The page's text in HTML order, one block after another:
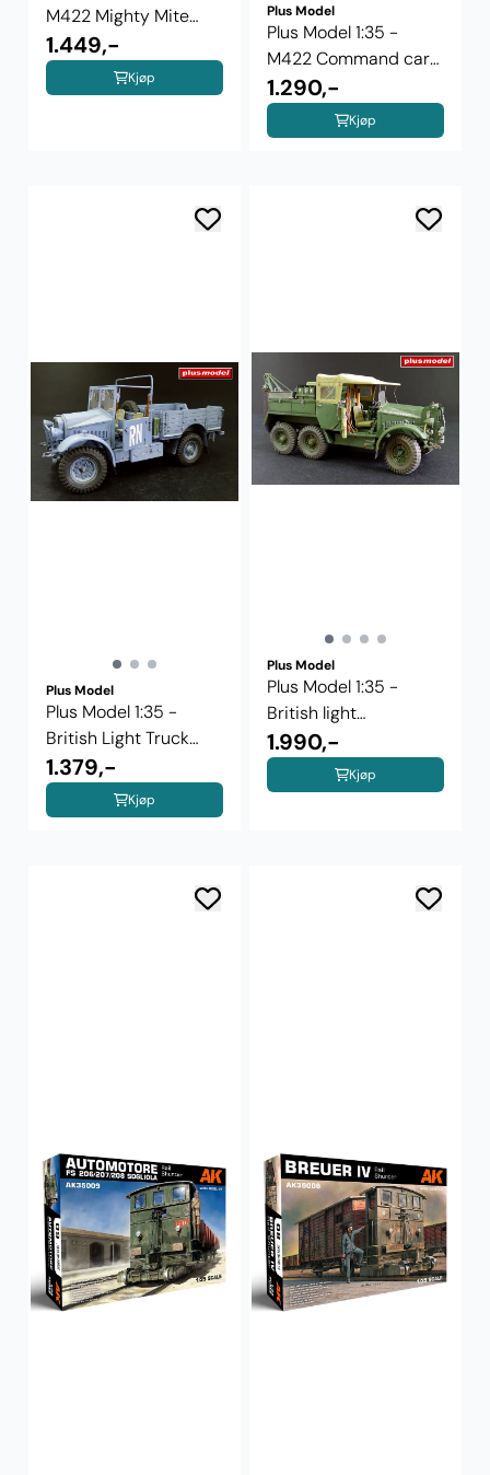
M422 Mighty Mite
294
1.449,-
Kjøp
Plus Model
Plus Model 1:35 -
M422 Command car
312
1.290,-
Kjøp
Plus Model
Plus Model 1:35 -
British Light Truck
Morris CS8 ...
1.379,-
Kjøp
Plus Model
Plus Model 1:35 -
British light
breakdown Morris ...
1.990,-
Kjøp